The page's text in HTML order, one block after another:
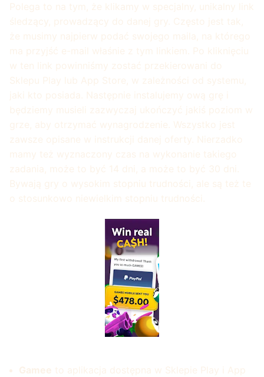
Polega to na tym, że klikamy w specjalny, unikalny link
śledzący, prowadzący do danej gry. Często jest tak,
że musimy najpierw podać swojego maila, na którego
ma przyjść e-mail właśnie z tym linkiem. Po kliknięciu
w ten link powinniśmy zostać przekierowani do
Sklepu Play lub App Store, w zależności od systemu,
jaki kto posiada. Następnie instalujemy ową grę i
będziemy musieli zazwyczaj ukończyć jakiś poziom w
grze, aby otrzymać wynagrodzenie. Wszystko jest
zawsze opisane w instrukcji danej oferty. Nierzadko
mamy też wyznaczony czas na wykonanie takiego
zadania, może to być 14 dni, a może to być 30 dni.
Bywają gry o wysokim stopniu trudności, ale są też te
o stosunkowo niewielkim stopniu trudności.
Gamee to aplikacja dostępna w Sklepie Play i App